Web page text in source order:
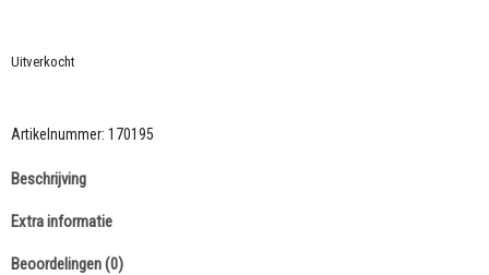
Uitverkocht
Artikelnummer: 170195
Beschrijving
Extra informatie
Beoordelingen (0)